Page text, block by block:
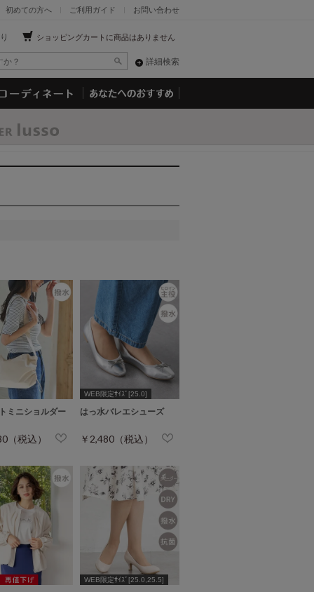
お問い合わせ
ご利用ガイド
初めての方へ
ショッピングカートに商品はありません
詳細検索
ミニショルダー
（税込）
WEB限定ｻｲｽﾞ[25.0]
はっ水バレエシューズ
￥2,480（税込）
WEB限定ｻｲｽﾞ[25.0,25.5]